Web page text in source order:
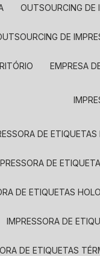
OUTSOURCING
OUTSOURCING DE
EMPRESA
DE
DE
DE ETIQUETAS
IMPRESSORA DE
DE ETIQUETAS